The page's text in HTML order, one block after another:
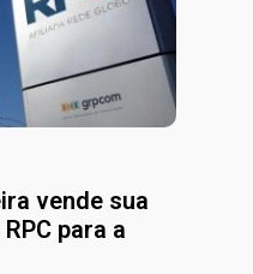
vende sua
para a